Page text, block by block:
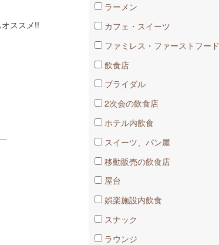
ラーメン
カフェ・スイーツ
ファミレス・ファーストフード
飲食店
ブライダル
2次会の飲食店
ホテル内飲食
スイーツ、パン屋
移動販売の飲食店
屋台
娯楽施設内飲食
スナック
ラウンジ
ススメ!!